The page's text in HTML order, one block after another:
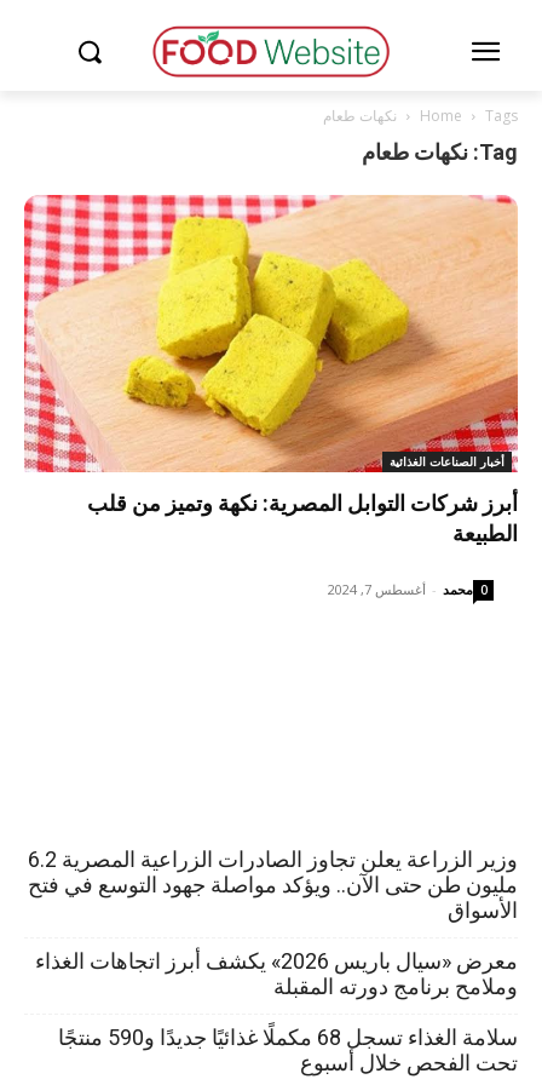
Home Tags نكهات طعام
Tag: نكهات طعام
أخبار الصناعات الغذائية
أبرز شركات التوابل المصرية: نكهة وتميز من قلب
الطبيعة
محمد - أغسطس 7, 2024 0
وزير الزراعة يعلن تجاوز الصادرات الزراعية المصرية 6.2
مليون طن حتى الآن.. ويؤكد مواصلة جهود التوسع في فتح
الأسواق
معرض «سيال باريس 2026» يكشف أبرز اتجاهات الغذاء
وملامح برنامج دورته المقبلة
سلامة الغذاء تسجل 68 مكملًا غذائيًا جديدًا و590 منتجًا
تحت الفحص خلال أسبوع